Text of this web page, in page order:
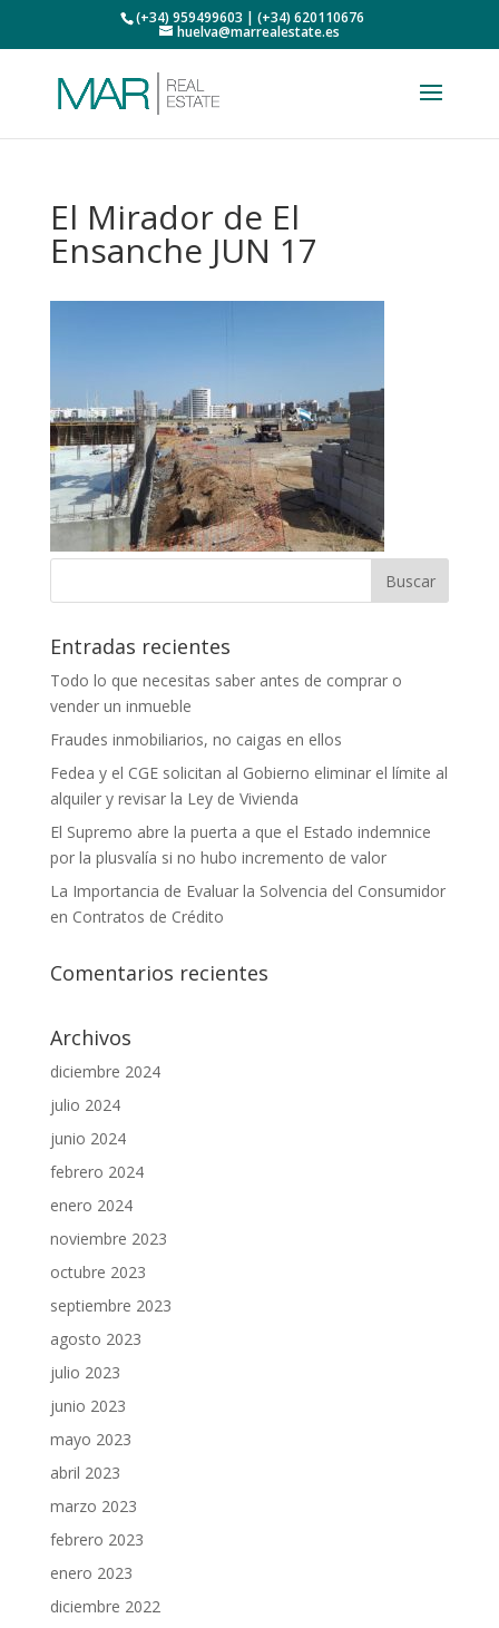
(+34) 959499603 | (+34) 620110676
huelva@marrealestate.es
El Mirador de El
Ensanche JUN 17
Entradas recientes
Todo lo que necesitas saber antes de comprar o
vender un inmueble
Fraudes inmobiliarios, no caigas en ellos
Fedea y el CGE solicitan al Gobierno eliminar el límite al
alquiler y revisar la Ley de Vivienda
El Supremo abre la puerta a que el Estado indemnice
por la plusvalía si no hubo incremento de valor
La Importancia de Evaluar la Solvencia del Consumidor
en Contratos de Crédito
Comentarios recientes
Archivos
diciembre 2024
julio 2024
junio 2024
febrero 2024
enero 2024
noviembre 2023
octubre 2023
septiembre 2023
agosto 2023
julio 2023
junio 2023
mayo 2023
abril 2023
marzo 2023
febrero 2023
enero 2023
diciembre 2022